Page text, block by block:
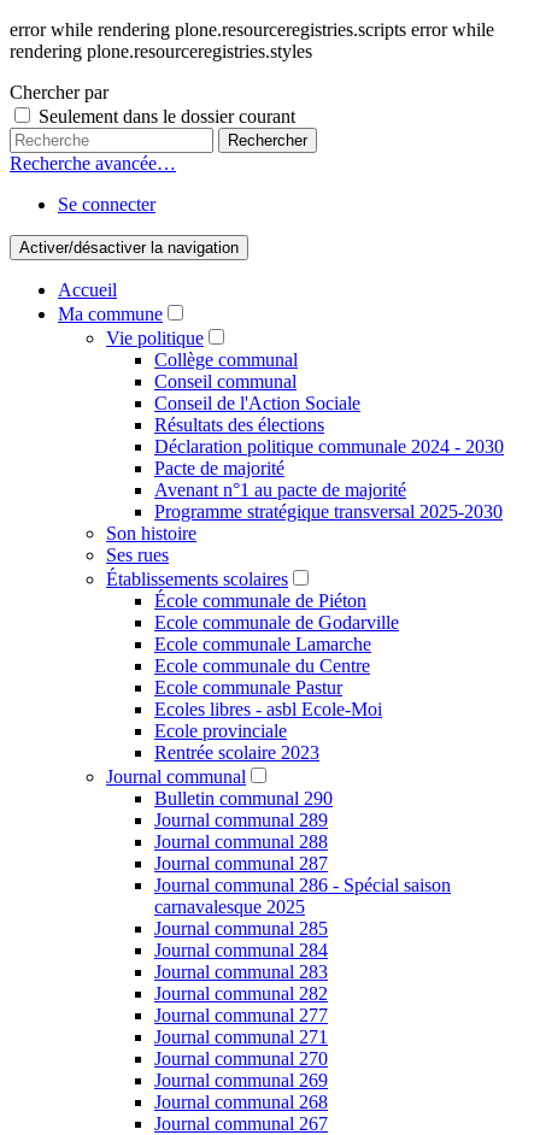
error while rendering plone.resourceregistries.scripts error while
rendering plone.resourceregistries.styles
Chercher par
Seulement dans le dossier courant
Recherche avancée…
Se connecter
Activer/désactiver la navigation
Accueil
Ma commune
Vie politique
Collège communal
Conseil communal
Conseil de l'Action Sociale
Résultats des élections
Déclaration politique communale 2024 - 2030
Pacte de majorité
Avenant n°1 au pacte de majorité
Programme stratégique transversal 2025-2030
Son histoire
Ses rues
Établissements scolaires
École communale de Piéton
Ecole communale de Godarville
Ecole communale Lamarche
Ecole communale du Centre
Ecole communale Pastur
Ecoles libres - asbl Ecole-Moi
Ecole provinciale
Rentrée scolaire 2023
Journal communal
Bulletin communal 290
Journal communal 289
Journal communal 288
Journal communal 287
Journal communal 286 - Spécial saison
carnavalesque 2025
Journal communal 285
Journal communal 284
Journal communal 283
Journal communal 282
Journal communal 277
Journal communal 271
Journal communal 270
Journal communal 269
Journal communal 268
Journal communal 267